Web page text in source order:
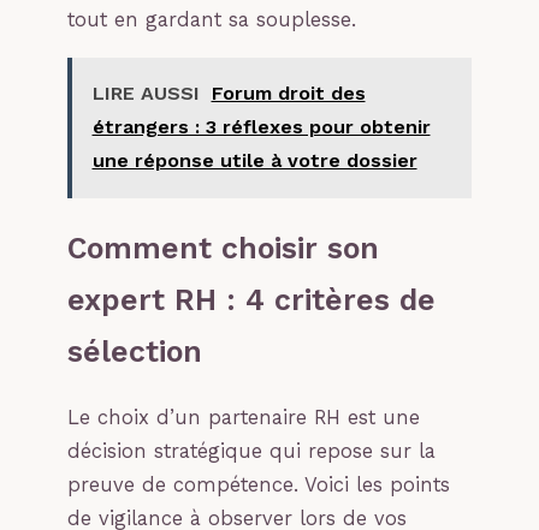
tout en gardant sa souplesse.
LIRE AUSSI
Forum droit des
étrangers : 3 réflexes pour obtenir
une réponse utile à votre dossier
Comment choisir son
expert RH : 4 critères de
sélection
Le choix d’un partenaire RH est une
décision stratégique qui repose sur la
preuve de compétence. Voici les points
de vigilance à observer lors de vos